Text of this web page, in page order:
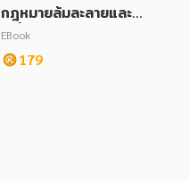
กฎหมายล้มละลายและก
ารฟื้นฟูกิจการ พร้อมหั
วข้อเรื่องมาตราสำคัญ
ฉบับสมบูรณ์
EBook
179